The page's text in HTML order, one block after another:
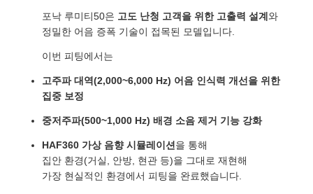
포낙 루미티50은 고도 난청 고객을 위한 고출력 설계 와
정밀한 어음 증폭 기술이 접목된 모델입니다.
이번 피팅에서는
고주파 대역(2,000~6,000 Hz) 어음 인식력 개선을 위한
집중 보정
중저주파(500~1,000 Hz) 배경 소음 제거 기능 강화
HAF360 가상 음향 시뮬레이션 을 통해
집안 환경(거실, 안방, 현관 등)을 그대로 재현해
가장 현실적인 환경에서 피팅을 완료했습니다.
연락처 - -
센터
예약날짜
예약시간
분야
내용